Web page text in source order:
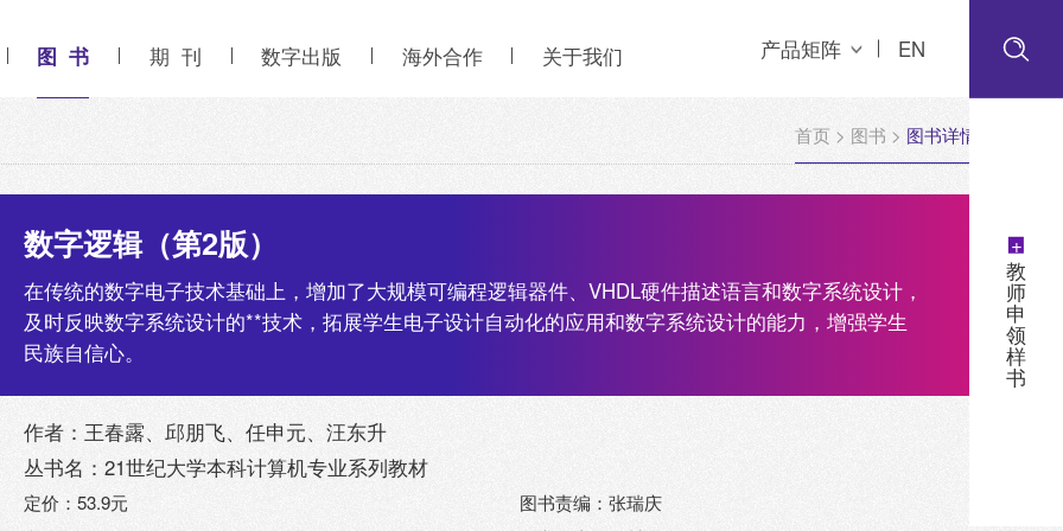
图 书 期 刊 数字出版 海外合作 关于我们 产品矩阵 EN
+
教
师
申
领
样
书
首页 > 图书 > 图书详情
数字逻辑（第2版）
在传统的数字电子技术基础上，增加了大规模可编程逻辑器件、VHDL硬件描述语言和数字系统设计，
及时反映数字系统设计的**技术，拓展学生电子设计自动化的应用和数字系统设计的能力，增强学生
民族自信心。
作者：王春露、邱朋飞、任申元、汪东升
丛书名：21世纪大学本科计算机专业系列教材
定价：53.9元
图书责编：张瑞庆